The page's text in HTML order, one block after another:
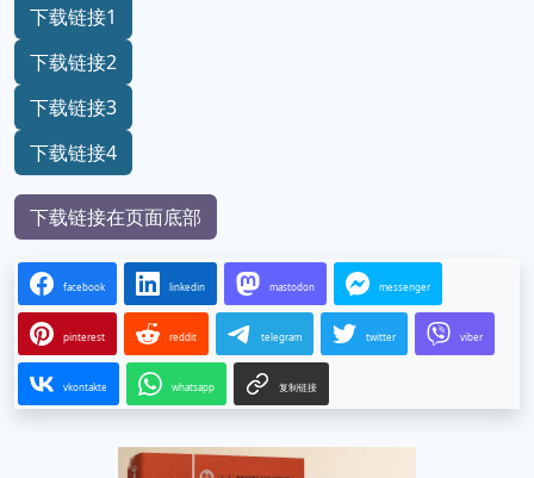
下载链接1
下载链接2
下载链接3
下载链接4
下载链接在页面底部
facebook linkedin mastodon messenger
pinterest reddit telegram twitter viber
vkontakte whatsapp 复制链接